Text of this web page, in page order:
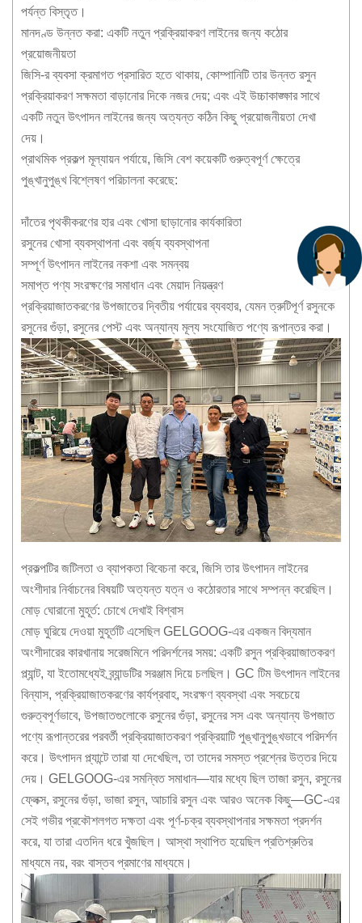
পর্যন্ত বিস্তৃত।
মানদণ্ড উন্নত করা: একটি নতুন প্রক্রিয়াকরণ লাইনের জন্য কঠোর
প্রয়োজনীয়তা
জিসি-র ব্যবসা ক্রমাগত প্রসারিত হতে থাকায়, কোম্পানিটি তার উন্নত রসুন
প্রক্রিয়াকরণ সক্ষমতা বাড়ানোর দিকে নজর দেয়; এবং এই উচ্চাকাঙ্ক্ষার সাথে
একটি নতুন উৎপাদন লাইনের জন্য অত্যন্ত কঠিন কিছু প্রয়োজনীয়তা দেখা
দেয়।
প্রাথমিক প্রকল্প মূল্যায়ন পর্যায়ে, জিসি বেশ কয়েকটি গুরুত্বপূর্ণ ক্ষেত্রে
পুঙ্খানুপুঙ্খ বিশ্লেষণ পরিচালনা করেছে:
দাঁতের পৃথকীকরণের হার এবং খোসা ছাড়ানোর কার্যকারিতা
রসুনের খোসা ব্যবস্থাপনা এবং বর্জ্য ব্যবস্থাপনা
সম্পূর্ণ উৎপাদন লাইনের নকশা এবং সমন্বয়
সমাপ্ত পণ্য সংরক্ষণের সমাধান এবং মেয়াদ নিয়ন্ত্রণ
প্রক্রিয়াজাতকরণের উপজাতের দ্বিতীয় পর্যায়ের ব্যবহার, যেমন ত্রুটিপূর্ণ রসুনকে
রসুনের গুঁড়া, রসুনের পেস্ট এবং অন্যান্য মূল্য সংযোজিত পণ্যে রূপান্তর করা।
প্রকল্পটির জটিলতা ও ব্যাপকতা বিবেচনা করে, জিসি তার উৎপাদন লাইনের
অংশীদার নির্বাচনের বিষয়টি অত্যন্ত যত্ন ও কঠোরতার সাথে সম্পন্ন করেছিল।
মোড় ঘোরানো মুহূর্ত: চোখে দেখাই বিশ্বাস
মোড় ঘুরিয়ে দেওয়া মুহূর্তটি এসেছিল GELGOOG-এর একজন বিদ্যমান
অংশীদারের কারখানায় সরেজমিনে পরিদর্শনের সময়: একটি রসুন প্রক্রিয়াজাতকরণ
প্ল্যান্ট, যা ইতোমধ্যেই ব্র্যান্ডটির সরঞ্জাম দিয়ে চলছিল। GC টিম উৎপাদন লাইনের
বিন্যাস, প্রক্রিয়াজাতকরণের কার্যপ্রবাহ, সংরক্ষণ ব্যবস্থা এবং সবচেয়ে
গুরুত্বপূর্ণভাবে, উপজাতগুলোকে রসুনের গুঁড়া, রসুনের সস এবং অন্যান্য উপজাত
পণ্যে রূপান্তরের পরবর্তী প্রক্রিয়াজাতকরণ প্রক্রিয়াটি পুঙ্খানুপুঙ্খভাবে পরিদর্শন
করে। উৎপাদন প্ল্যান্টে তারা যা দেখেছিল, তা তাদের সমস্ত প্রশ্নের উত্তর দিয়ে
দেয়। GELGOOG-এর সমন্বিত সমাধান—যার মধ্যে ছিল তাজা রসুন, রসুনের
ফ্লেক্স, রসুনের গুঁড়া, ভাজা রসুন, আচারি রসুন এবং আরও অনেক কিছু—GC-এর
সেই গভীর প্রকৌশলগত দক্ষতা এবং পূর্ণ-চক্র ব্যবস্থাপনার সক্ষমতা প্রদর্শন
করে, যা তারা এতদিন ধরে খুঁজছিল। আস্থা স্থাপিত হয়েছিল প্রতিশ্রুতির
মাধ্যমে নয়, বরং বাস্তব প্রমাণের মাধ্যমে।